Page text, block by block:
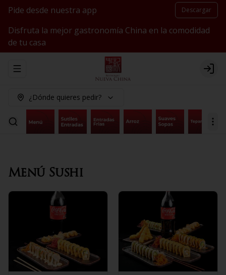
Pide desde nuestra app Descargar
Disfruta la mejor gastronomía China en la comodidad
de tu casa
Abrir menu de navegación Login
¿Dónde quieres pedir?
Menú Sushi